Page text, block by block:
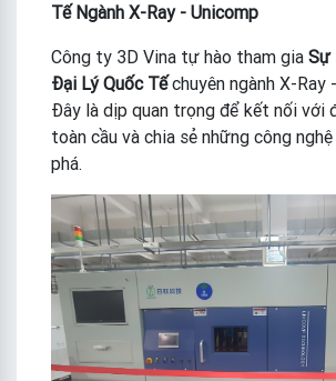
Tế Ngành X-Ray - Unicomp
Công ty 3D Vina tự hào tham gia Sự
Đại Lý Quốc Tếchuyên ngành X-Ray
Đây là dịp quan trọng để kết nối với
toàn cầu và chia sẻ những công
phá.